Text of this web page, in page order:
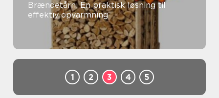
Brændetårn: En praktisk løsning til
effektiv opvarmning
1 2 3 4 5